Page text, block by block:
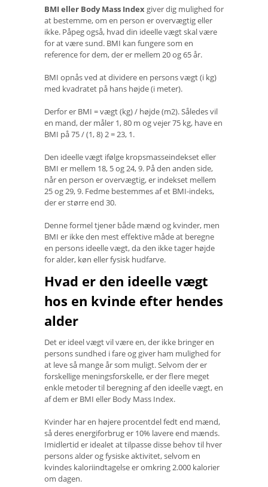
BMI eller Body Mass Index giver dig mulighed for
at bestemme, om en person er overvægtig eller
ikke. Påpeg også, hvad din ideelle vægt skal være
for at være sund. BMI kan fungere som en
reference for dem, der er mellem 20 og 65 år.
BMI opnås ved at dividere en persons vægt (i kg)
med kvadratet på hans højde (i meter).
Derfor er BMI = vægt (kg) / højde (m2). Således vil
en mand, der måler 1, 80 m og vejer 75 kg, have en
BMI på 75 / (1, 8) 2 = 23, 1.
Den ideelle vægt ifølge kropsmasseindekset eller
BMI er mellem 18, 5 og 24, 9. På den anden side,
når en person er overvægtig, er indekset mellem
25 og 29, 9. Fedme bestemmes af et BMI-indeks,
der er større end 30.
Denne formel tjener både mænd og kvinder, men
BMI er ikke den mest effektive måde at beregne
en persons ideelle vægt, da den ikke tager højde
for alder, køn eller fysisk hudfarve.
Hvad er den ideelle vægt
hos en kvinde efter hendes
alder
Det er ideel vægt vil være en, der ikke bringer en
persons sundhed i fare og giver ham mulighed for
at leve så mange år som muligt. Selvom der er
forskellige meningsforskelle, er der flere meget
enkle metoder til beregning af den ideelle vægt, en
af ​​dem er BMI eller Body Mass Index.
Kvinder har en højere procentdel fedt end mænd,
så deres energiforbrug er 10% lavere end mænds.
Imidlertid er idealet at tilpasse disse behov til hver
persons alder og fysiske aktivitet, selvom en
kvindes kaloriindtagelse er omkring 2.000 kalorier
om dagen.